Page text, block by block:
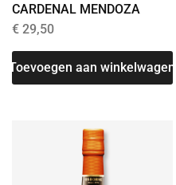
CARDENAL MENDOZA
€ 29,50
Toevoegen aan winkelwagen